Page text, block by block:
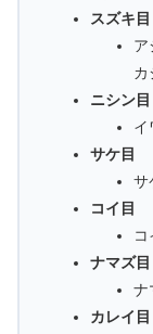
スズキ目
ア
カ
ニシン目
イ
サケ目
サ
コイ目
コ
ナマズ目
ナ
カレイ目